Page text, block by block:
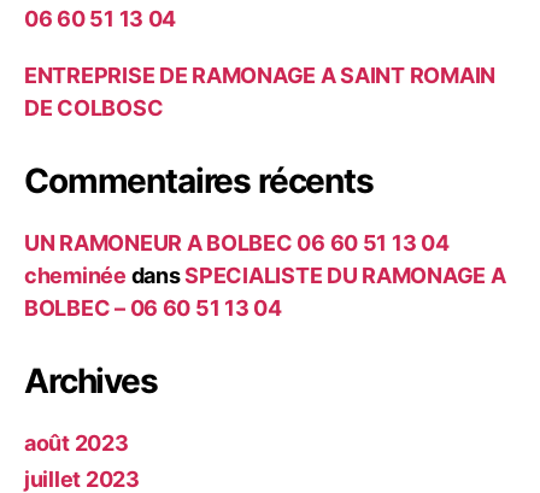
06 60 51 13 04
ENTREPRISE DE RAMONAGE A SAINT ROMAIN
DE COLBOSC
Commentaires récents
UN RAMONEUR A BOLBEC 06 60 51 13 04
cheminée dansSPECIALISTE DU RAMONAGE A
BOLBEC – 06 60 51 13 04
Archives
août 2023
juillet 2023